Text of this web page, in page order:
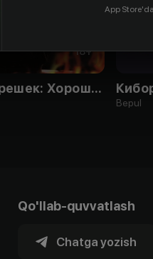
18+
Крепкий орешек: Хороший день, чтобы умереть
Bepul
Qo'llab-quvvatlash
Chatga yozish
App